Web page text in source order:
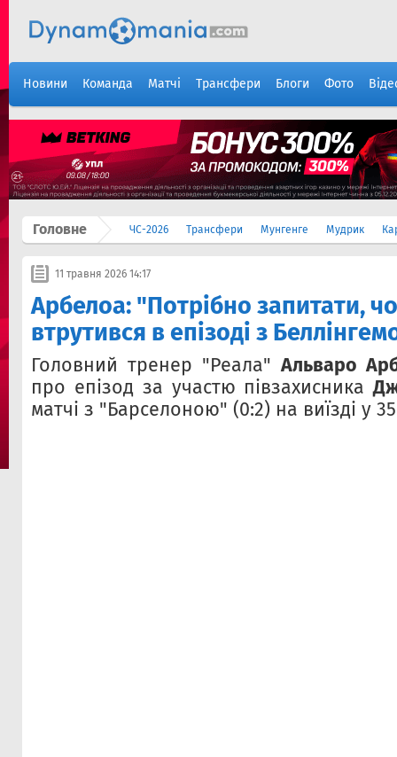
Новини Команда Матчі Трансфери Блоги Фото
Головне ЧС-2026 Трансфери Мунгенге Мудрик
11 травня 2026 14:17
Арбелоа: "Потрібно запитати,
втрутився в епізоді з
Головний тренер "Реала"Альваро
про епізод за участю півзахисника
матчі з "Барселоною" (0:2) на виїзді у